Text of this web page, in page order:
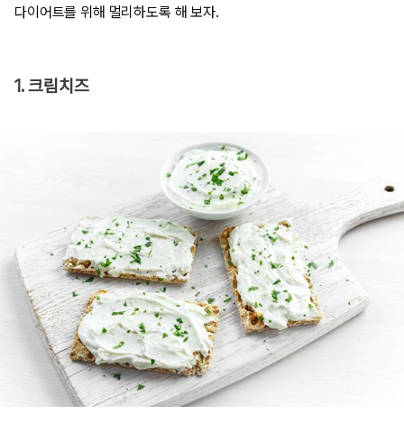
다이어트를 위해 멀리하도록 해 보자.
1. 크림치즈